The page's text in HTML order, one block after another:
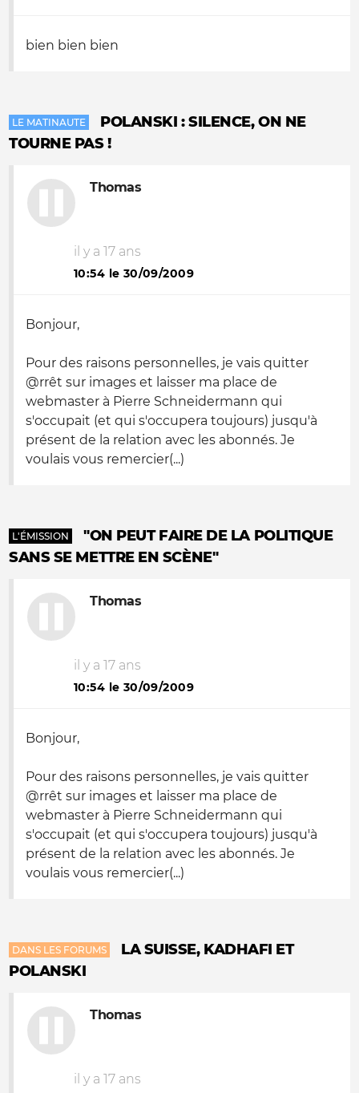
bien bien bien
LE MATINAUTE
POLANSKI : SILENCE, ON NE
TOURNE PAS !
Thomas
il y a 17 ans
10:54 le 30/09/2009
Bonjour,
Pour des raisons personnelles, je vais quitter
@rrêt sur images et laisser ma place de
webmaster à Pierre Schneidermann qui
s'occupait (et qui s'occupera toujours) jusqu'à
présent de la relation avec les abonnés. Je
voulais vous remercier(...)
L'ÉMISSION
"ON PEUT FAIRE DE LA POLITIQUE
SANS SE METTRE EN SCÈNE"
Thomas
il y a 17 ans
10:54 le 30/09/2009
Bonjour,
Pour des raisons personnelles, je vais quitter
@rrêt sur images et laisser ma place de
webmaster à Pierre Schneidermann qui
s'occupait (et qui s'occupera toujours) jusqu'à
présent de la relation avec les abonnés. Je
voulais vous remercier(...)
DANS LES FORUMS
LA SUISSE, KADHAFI ET
POLANSKI
Thomas
il y a 17 ans